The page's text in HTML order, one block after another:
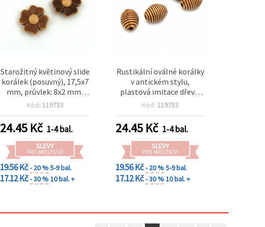
Starožitný květinový slide
korálek (posuvný), 17,5x7
mm, průvlek: 8x2 mm,
hnědý – 50 g (cca 65 ks)
Kód: 119733
24.45 Kč 1-4 bal.
SLEVY
PRO MNOŽSTVÍ
19.56 Kč- 20 %5-9 bal.
17.12 Kč- 30 %10 bal. +
Rustikální oválné korálky
v antickém stylu,
plastová imitace dřeva,
hnědé, 13×10 mm,
60 ks) – vintage dekorační
korálky na šperky a
kreativní tvoření
Kód: 119753
24.45Kč 1-4 bal.
SLEVY
PRO MNOŽSTVÍ
19.56 Kč- 20 %5-9 bal.
17.12 Kč- 30 %10 bal. +